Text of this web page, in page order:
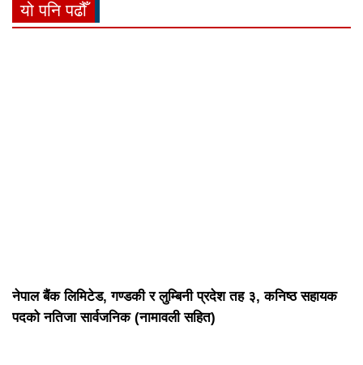
यो पनि पढौँ
नेपाल बैंक लिमिटेड, गण्डकी र लुम्बिनी प्रदेश तह ३, कनिष्ठ सहायक
पदको नतिजा सार्वजनिक (नामावली सहित)